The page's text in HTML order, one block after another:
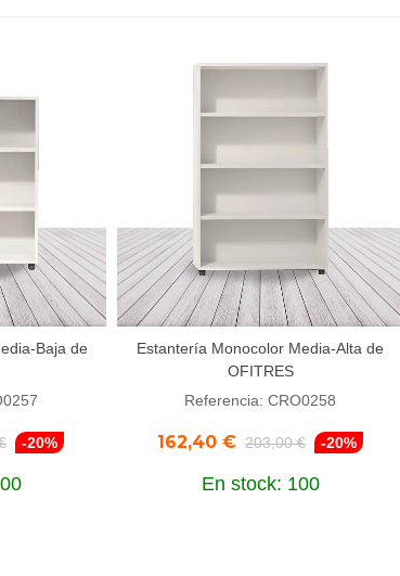
Baja de
-20%
Añadir al carrito
Estantería Monocolor Media-Alta de
OFITRES
Referencia: CRO0258
162,40 € 203,00 € -20%
En stock: 100